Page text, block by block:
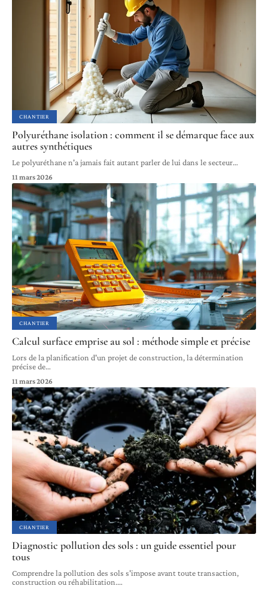
CHANTIER
Polyuréthane isolation : comment il se démarque face aux
autres synthétiques
Le polyuréthane n'a jamais fait autant parler de lui dans le secteur…
11 mars 2026
CHANTIER
Calcul surface emprise au sol : méthode simple et précise
Lors de la planification d'un projet de construction, la détermination
précise de…
11 mars 2026
CHANTIER
Diagnostic pollution des sols : un guide essentiel pour
tous
Comprendre la pollution des sols s'impose avant toute transaction,
construction ou réhabilitation.…